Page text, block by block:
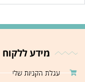
מידע ללקוח
עגלת הקניות שלי